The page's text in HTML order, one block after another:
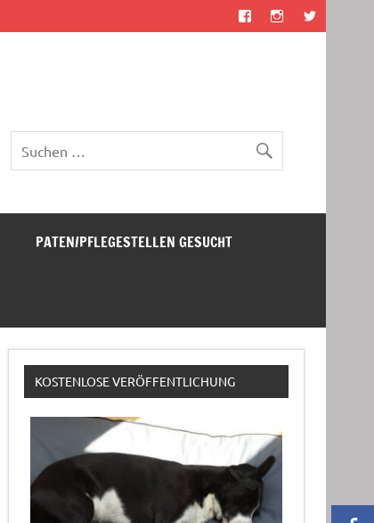
PATEN/PFLEGESTELLEN GESUCHT
KOSTENLOSE VERÖFFENTLICHUNG